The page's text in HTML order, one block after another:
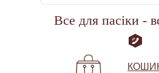
Все для пасіки -